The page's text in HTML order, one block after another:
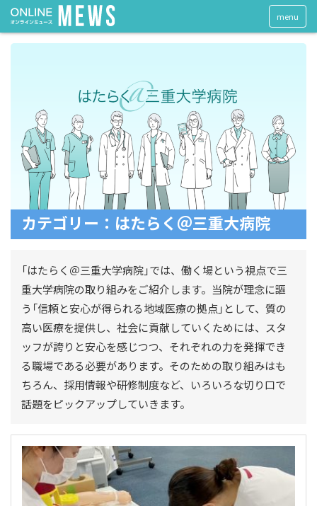
menu
カテゴリー：はたらく＠三重大病院
「はたらく＠三重大学病院」では、働く場という視点で三
重大学病院の取り組みをご紹介します。当院が理念に謳
う「信頼と安心が得られる地域医療の拠点」として、質の
高い医療を提供し、社会に貢献していくためには、スタ
ッフが誇りと安心を感じつつ、それぞれの力を発揮でき
る職場である必要があります。そのための取り組みはも
ちろん、採用情報や研修制度など、いろいろな切り口で
話題をピックアップしていきます。